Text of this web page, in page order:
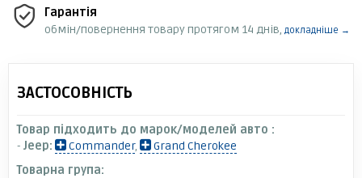
Гарантія
обмін/повернення товару протягом 14 днів, докладніше →
ЗАСТОСОВНІСТЬ
Товар підходить до марок/моделей авто :
- Jeep: Commander,
Grand Cherokee
Товарна група: